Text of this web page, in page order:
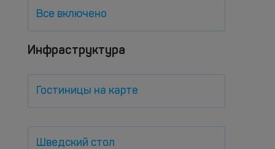
Все включено
Инфраструктура
Гостиницы на карте
Шведский стол